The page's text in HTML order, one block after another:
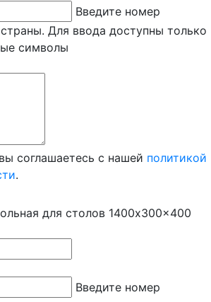
Введите номер
Для ввода доступны только
символы
соглашаетесь с нашей политикой
.
для столов 1400x300x400
Введите номер